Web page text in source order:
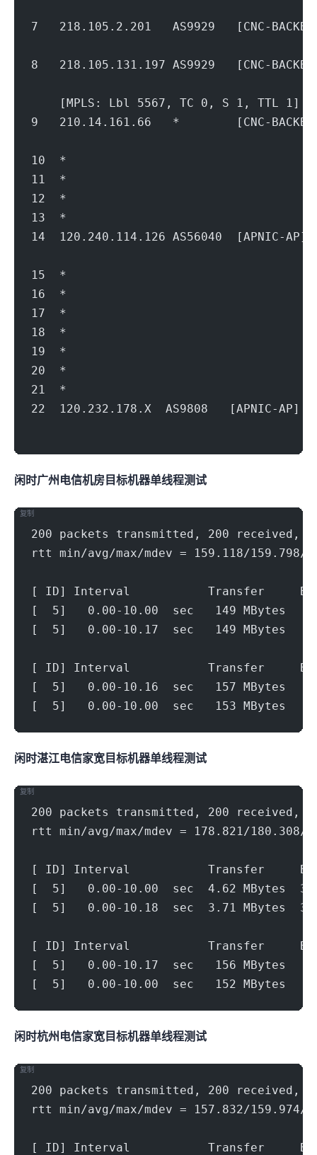
7   218.105.2.201   AS9929   [CNC-
8   218.105.131.197 AS9929   [CNC-
    [MPLS: Lbl 5567, TC 0, S 1, TTL 1]
9   210.14.161.66   *        [CNC-
10  *
11  *
12  *
13  *
14  120.240.114.126 AS56040  [APNIC-
15  *
16  *
17  *
18  *
19  *
20  *
21  *
22  120.232.178.X  AS9808   [APNIC-AP]
闲时广州电信机房(500Mbps)目标机器 IPERF3单线程测试
200 packets transmitted, 200 received,
rtt min/avg/max/mdev = 159.118/159.798/
[ ID] Interval           Transfer
[  5]   0.00-10.00  sec   149 MBytes
[  5]   0.00-10.17  sec   149 MBytes
[ ID] Interval           Transfer
[  5]   0.00-10.16  sec   157 MBytes
[  5]   0.00-10.00  sec   153 MBytes
复制
闲时湛江电信家宽(1000Mbps) 目标机器 IPERF3单线程测试
200 packets transmitted, 200 received,
rtt min/avg/max/mdev = 178.821/180.308/
[ ID] Interval           Transfer
[  5]   0.00-10.00  sec  4.62 MBytes
[  5]   0.00-10.18  sec  3.71 MBytes
[ ID] Interval           Transfer
[  5]   0.00-10.17  sec   156 MBytes
[  5]   0.00-10.00  sec   152 MBytes
复制
闲时杭州电信家宽(1000Mbps) 目标机器 IPERF3单线程测试
200 packets transmitted, 200 received,
rtt min/avg/max/mdev = 157.832/159.974/
[ ID] Interval           Transfer
复制